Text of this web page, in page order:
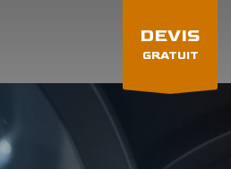
DEVIS
GRATUIT